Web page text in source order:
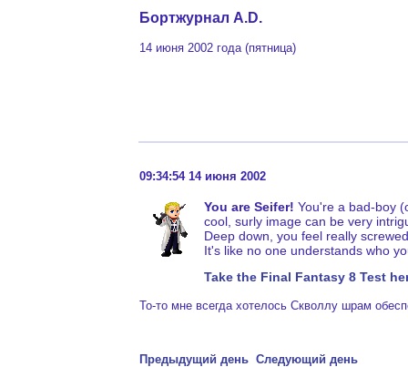
Бортжурнал A.D.
14 июня 2002 года (пятница)
09:34:54 14 июня 2002
You are Seifer! You're a bad-boy
cool, surly image can be very
Deep down, you feel really
It's like no one understands who
Take the Final Fantasy 8 Test
То-то мне всегда хотелось Скволлу шрам
Предыдущий день Следующий день